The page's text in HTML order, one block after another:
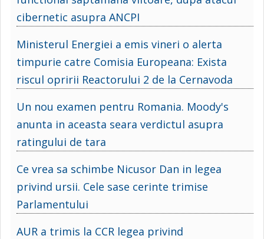
cibernetic asupra ANCPI
Ministerul Energiei a emis vineri o alerta
timpurie catre Comisia Europeana: Exista
riscul opririi Reactorului 2 de la Cernavoda
Un nou examen pentru Romania. Moody's
anunta in aceasta seara verdictul asupra
ratingului de tara
Ce vrea sa schimbe Nicusor Dan in legea
privind ursii. Cele sase cerinte trimise
Parlamentului
AUR a trimis la CCR legea privind